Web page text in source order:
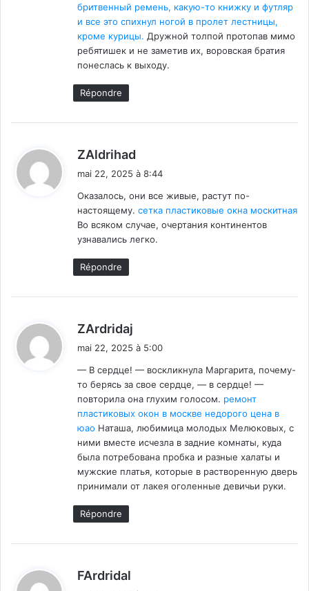
бритвенный ремень, какую-то книжку и футляр
и все это спихнул ногой в пролет лестницы,
кроме курицы. Дружной толпой протопав мимо
ребятишек и не заметив их, воровская братия
понеслась к выходу.
Répondre
ZAldrihad
i
:
mai 22, 2025 à 8:44
Оказалось, они все живые, растут по-
настоящему. сетка пластиковые окна москитная
Во всяком случае, очертания континентов
узнавались легко.
Répondre
ZArdridaj
mai 22, 2025 à 5:00
— В сердце! — воскликнула Маргарита, почему-
то берясь за свое сердце, — в сердце! —
повторила она глухим голосом. ремонт
пластиковых окон в москве недорого цена в
юао Наташа, любимица молодых Мелюковых, с
ними вместе исчезла в задние комнаты, куда
была потребована пробка и разные халаты и
мужские платья, которые в растворенную дверь
принимали от лакея оголенные девичьи руки.
Répondre
FArdridal